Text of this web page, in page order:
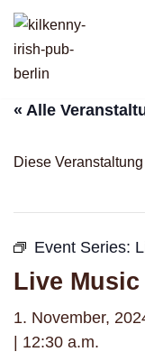
Zum
Inhalt
« Alle
Diese
Event Series:
Live Music
1. November,
| 12:30 a.m.